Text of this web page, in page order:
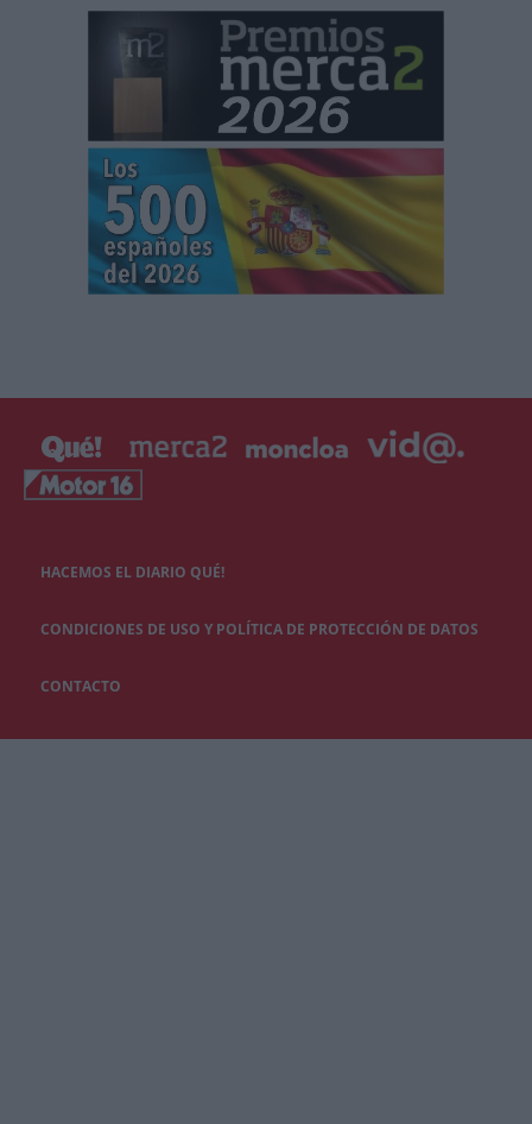
HACEMOS EL DIARIO QUÉ!
CONDICIONES DE USO Y POLÍTICA DE PROTECCIÓN DE DATOS
CONTACTO